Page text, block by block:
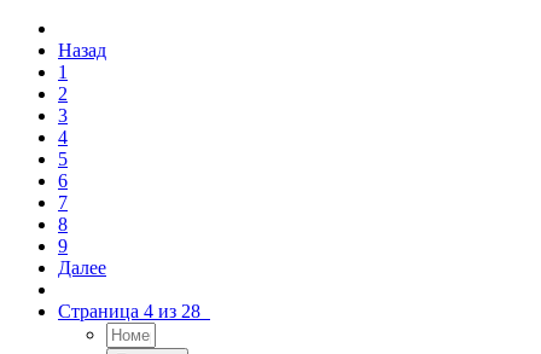
Назад
1
2
3
4
5
6
7
8
9
Далее
Страница 4 из 28